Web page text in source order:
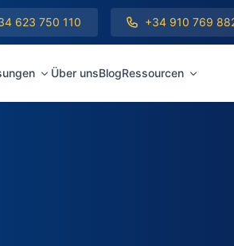
623 750 110 +34 910 769
Über unsBlogRessourcen